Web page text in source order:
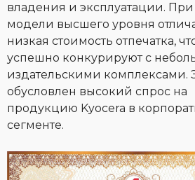
владения и эксплуатации. При
модели высшего уровня
низкая стоимость отпечатка,
успешно конкурируют с
издательскими комплексами.
обусловлен высокий спрос на
продукцию Kyocera в
сегменте.